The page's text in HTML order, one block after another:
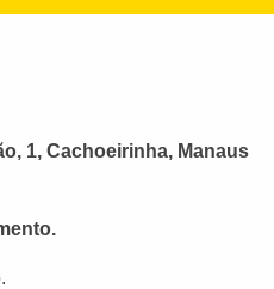
1, Cachoeirinha, Manaus